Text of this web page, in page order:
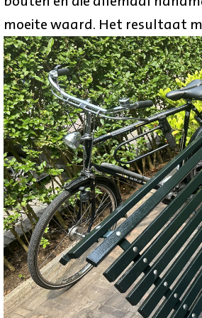
moeite waard. Het resultaat